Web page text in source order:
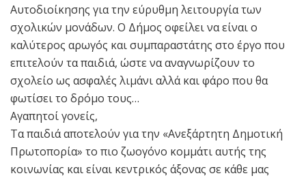
Αυτοδιοίκησης για την εύρυθμη λειτουργία των
σχολικών μονάδων. Ο Δήμος οφείλει να είναι ο
καλύτερος αρωγός και συμπαραστάτης στο έργο που
επιτελούν τα παιδιά, ώστε να αναγνωρίζουν το
σχολείο ως ασφαλές λιμάνι αλλά και φάρο που θα
φωτίσει το δρόμο τους…
Αγαπητοί γονείς,
Τα παιδιά αποτελούν για την «Ανεξάρτητη Δημοτική
Πρωτοπορία» το πιο ζωογόνο κομμάτι αυτής της
κοινωνίας και είναι κεντρικός άξονας σε κάθε μας